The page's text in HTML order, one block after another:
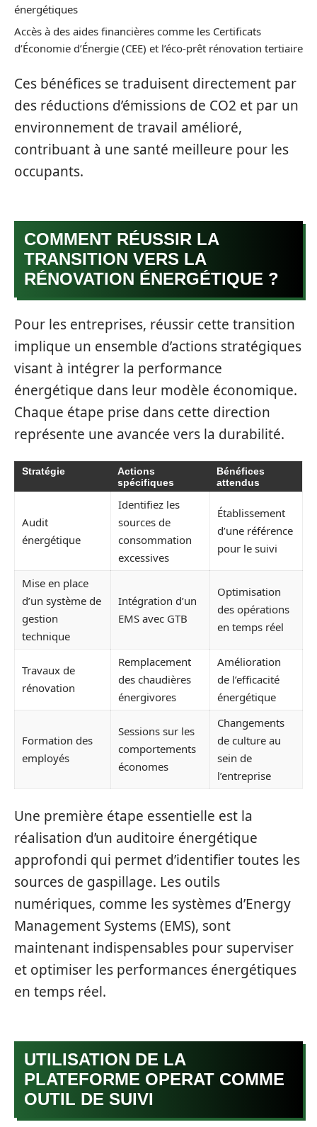
énergétiques
Accès à des aides financières comme les Certificats
d’Économie d’Énergie (CEE) et l’éco-prêt rénovation tertiaire
Ces bénéfices se traduisent directement par
des réductions d’émissions de CO2 et par un
environnement de travail amélioré,
contribuant à une santé meilleure pour les
occupants.
COMMENT RÉUSSIR LA
TRANSITION VERS LA
RÉNOVATION ÉNERGÉTIQUE ?
Pour les entreprises, réussir cette transition
implique un ensemble d’actions stratégiques
visant à intégrer la performance
énergétique dans leur modèle économique.
Chaque étape prise dans cette direction
représente une avancée vers la durabilité.
Stratégie
Actions
spécifiques
Bénéfices
attendus
Audit
énergétique
Identifiez les
sources de
consommation
excessives
Établissement
d’une référence
pour le suivi
Mise en place
d’un système de
gestion
technique
Intégration d’un
EMS avec GTB
Optimisation
des opérations
en temps réel
Travaux de
rénovation
Remplacement
des chaudières
énergivores
Amélioration
de l’efficacité
énergétique
Formation des
employés
Sessions sur les
comportements
économes
Changements
de culture au
sein de
l’entreprise
Une première étape essentielle est la
réalisation d’un auditoire énergétique
approfondi qui permet d’identifier toutes les
sources de gaspillage. Les outils
numériques, comme les systèmes d’Energy
Management Systems (EMS), sont
maintenant indispensables pour superviser
et optimiser les performances énergétiques
en temps réel.
UTILISATION DE LA
PLATEFORME OPERAT COMME
OUTIL DE SUIVI